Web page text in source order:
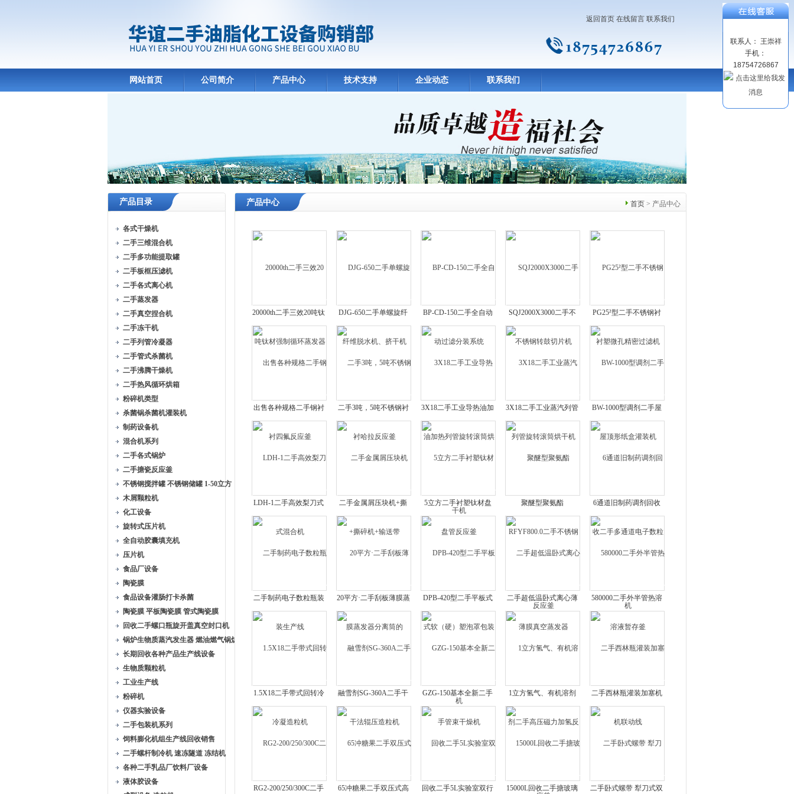
返回首页 在线留言 联系我们
网站首页 公司简介 产品中心 技术支持 企业动态 联系我们
产品目录
各式干燥机
二手三维混合机
二手多功能提取罐
二手板框压滤机
二手各式离心机
二手蒸发器
二手真空捏合机
二手冻干机
二手列管冷凝器
二手管式杀菌机
二手沸腾干燥机
二手热风循环烘箱
粉碎机类型
杀菌锅杀菌机灌装机
制药设备机
混合机系列
二手各式锅炉
二手搪瓷反应釜
不锈钢搅拌罐 不锈钢储罐 1-50立方
木屑颗粒机
化工设备
旋转式压片机
全自动胶囊填充机
压片机
食品厂设备
陶瓷膜
食品设备灌肠打卡杀菌
陶瓷膜 平板陶瓷膜 管式陶瓷膜
回收二手螺口瓶旋开盖真空封口机
锅炉生物质蒸汽发生器 燃油燃气锅炉
长期回收各种产品生产线设备
生物质颗粒机
工业生产线
粉碎机
仪器实验设备
二手包装机系列
饲料膨化机组生产线回收销售
二手螺杆制冷机 速冻隧道 冻结机
各种二手乳品厂饮料厂设备
液体胶设备
首页 > 产品中心
产品中心
20000th二手三效20吨钛
材强制循环蒸发器
DJG-650二手单螺旋纤
维脱水机、挤干机
BP-CD-150二手全自动
过滤分装系统
SQJ2000X3000二手不
锈钢转鼓切片机
PG25²型二手不锈钢衬
塑微孔精密过滤机
出售各种规格二手钢衬
四氟反应釜
二手3吨，5吨不锈钢衬
哈拉反应釜
3X18二手工业导热油加
热列管旋转滚筒烘干机
3X18二手工业蒸汽列管
旋转滚筒烘干机
BW-1000型调剂二手屋
顶形纸盒灌装机
LDH-1二手高效梨刀式
混合机
二手金属屑压块机+撕
碎机+输送带
5立方二手衬塑钛材盘
管反应釜
聚醚型聚氨酯
RFYF800.0二手不锈钢
反应釜
6通道旧制药调剂回收
二手多通道电子数粒机
二手制药电子数粒瓶装
生产线
20平方·二手刮板薄膜蒸
发器分离筒的
DPB-420型二手平板式
软（硬）塑泡罩包装机
二手超低温卧式离心薄
膜真空蒸发器
580000二手外半管热溶
液暂存釜
1.5X18二手带式回转冷
凝造粒机
融雪剂SG-360A二手干
法辊压造粒机
GZG-150基本全新二手
管束干燥机
1立方氢气、有机溶剂
二手高压磁力加氢反应
釜
二手西林瓶灌装加塞机
联动线
RG2-200/250/300C二手
65冲糖果二手双压式高
回收二手5L实验室双行
15000L回收二手搪玻璃
二手卧式螺带 犁刀式双
联系人： 王崇祥
手机：
18754726867